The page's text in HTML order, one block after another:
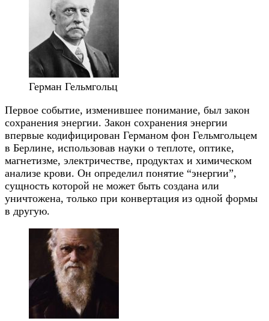
Герман Гельмгольц
Первое событие, изменившее понимание, был закон
сохранения энергии. Закон сохранения энергии
впервые кодифицирован Германом фон Гельмгольцем
в Берлине, использовав науки о теплоте, оптике,
магнетизме, электричестве, продуктах и химическом
анализе крови. Он определил понятие “энергии”,
сущность которой не может быть создана или
уничтожена, только при конвертация из одной формы
в другую.